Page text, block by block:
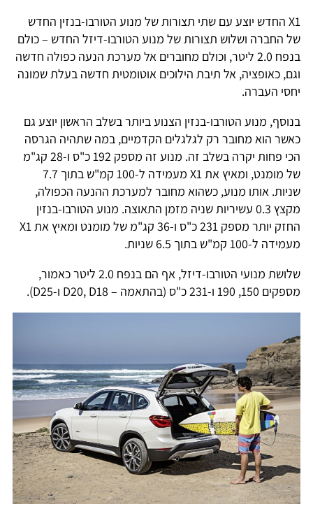
X1 החדש יוצע עם שתי תצורות של מנוע הטורבו-בנזין החדש
של החברה ושלוש תצורות של מנוע הטורבו-דיזל החדש – כולם
בנפח 2.0 ליטר, וכולם מחוברים אל מערכת הנעה כפולה חדשה
וגם, כאופציה, אל תיבת הילוכים אוטומטית חדשה בעלת שמונה
יחסי העברה.
בנוסף, מנוע הטורבו-בנזין הצנוע ביותר בשלב הראשון יוצע גם
כאשר הוא מחובר רק לגלגלים הקדמיים, במה שתהיה הגרסה
הכי פחות יקרה בשלב זה. מנוע זה מספק 192 כ"ס ו-28 קג"מ
של מומנט, ומאיץ את X1 מעמידה ל-100 קמ"ש בתוך 7.7
שניות. אותו מנוע, כשהוא מחובר למערכת ההנעה הכפולה,
מקצץ 0.3 עשיריות שניה מזמן התאוצה. מנוע הטורבו-בנזין
החזק יותר מספק 231 כ"ס ו-36 קג"מ של מומנט ומאיץ את X1
מעמידה ל-100 קמ"ש בתוך 6.5 שניות.
שלושת מנועי הטורבו-דיזל, אף הם בנפח 2.0 ליטר כאמור,
מספקים 150, 190 ו-231 כ"ס (בהתאמה – D20, D18 ו-D25).